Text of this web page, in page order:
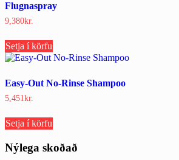
product
Flugnaspray
9,380kr.
Setja í körfu
Easy-Out No-Rinse Shampoo
5,451kr.
Setja í körfu
Nýlega skoðað